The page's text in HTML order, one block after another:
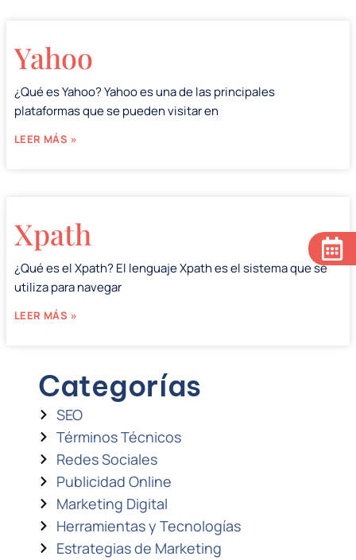
Yahoo
¿Qué es Yahoo? Yahoo es una de las principales
plataformas que se pueden visitar en
LEER MÁS »
Xpath
¿Qué es el Xpath? El lenguaje Xpath es el sistema que se
utiliza para navegar
LEER MÁS »
Categorías
SEO
Términos Técnicos
Redes Sociales
Publicidad Online
Marketing Digital
Herramientas y Tecnologías
Estrategias de Marketing